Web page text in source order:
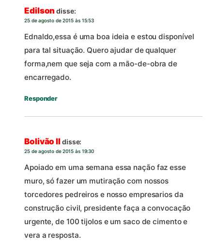
Edilsondisse:
25 de agosto de 2015 às 15:53
Ednaldo,essa é uma boa ideia e estou disponível
para tal situação. Quero ajudar de qualquer
forma,nem que seja com a mão-de-obra de
encarregado.
Responder
Bolivão IIdisse:
25 de agosto de 2015 às 19:30
Apoiado em uma semana essa nação faz esse
muro, só fazer um mutiração com nossos
torcedores pedreiros e nosso empresarios da
construção civil, presidente faça a convocação
urgente, de 100 tijolos e um saco de cimento e
vera a resposta.